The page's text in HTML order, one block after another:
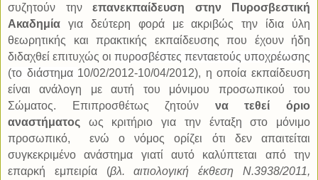
συζητούν την επανεκπαίδευση στην Πυροσβεστική
Ακαδημία για δεύτερη φορά με ακριβώς την ίδια ύλη
θεωρητικής και πρακτικής εκπαίδευσης που έχουν ήδη
διδαχθεί επιτυχώς οι πυροσβέστες πενταετούς υποχρέωσης
(το διάστημα 10/02/2012-10/04/2012), η οποία εκπαίδευση
είναι ανάλογη με αυτή του μόνιμου προσωπικού του
Σώματος. Επιπροσθέτως ζητούν να τεθεί όριο
αναστήματος ως κριτήριο για την ένταξη στο μόνιμο
προσωπικό,
ενώ ο νόμος ορίζει ότι δεν απαιτείται
συγκεκριμένο ανάστημα γιατί αυτό καλύπτεται από την
επαρκή εμπειρία (βλ. αιτιολογική έκθεση Ν.3938/2011,